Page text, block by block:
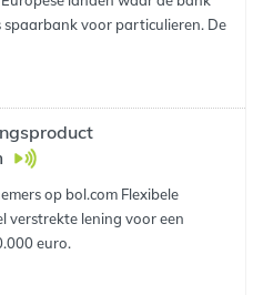
voor particulieren. De
op bol.com Flexibele
verstrekte lening voor een
euro.